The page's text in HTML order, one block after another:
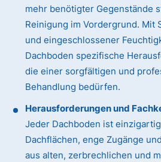
mehr benötigter Gegenstände
Reinigung im Vordergrund. Mit
und eingeschlossener
Dachboden spezifische
die einer sorgfältigen und
Behandlung bedürfen.
Herausforderungen und
Jeder Dachboden ist
Dachflächen, enge Zugänge
aus alten, zerbrechlichen und